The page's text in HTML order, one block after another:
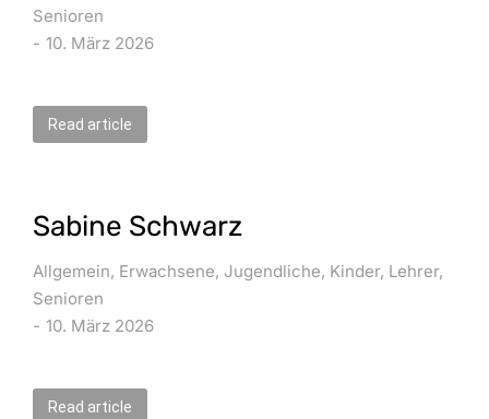
Senioren
10. März 2026
Read article
Sabine Schwarz
Allgemein, Erwachsene, Jugendliche, Kinder, Lehrer,
Senioren
10. März 2026
Read article